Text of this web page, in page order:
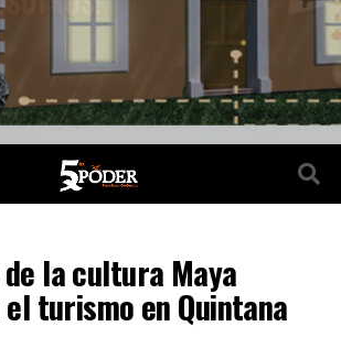
la cultura Maya
turismo en Quintana